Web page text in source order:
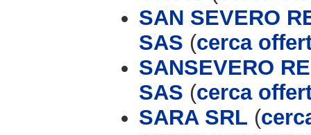
SAN SEVERO
SAS (cerca
SANSEVERO
SAS (cerca
SARA SRL (